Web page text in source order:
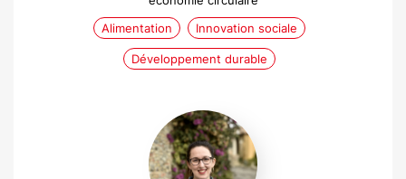
Alimentation
Innovation sociale
Développement durable
Eloïse
Moigno